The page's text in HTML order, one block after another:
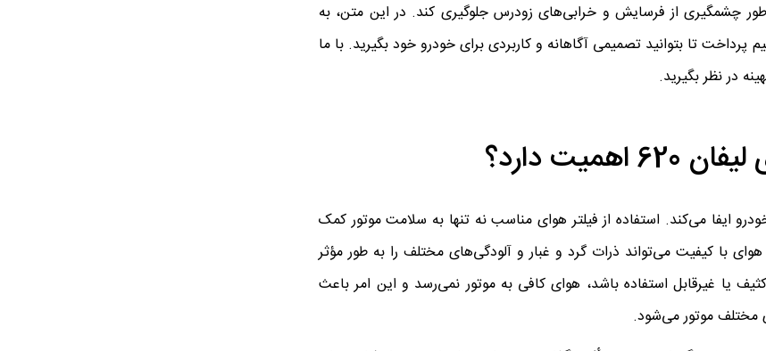
چشمگیری از فرسایش و خرابی‌های زودرس جلوگیری کند. در این متن، به
مؤثر در انتخاب بهترین فیلتر هوا برای لیفان 620 خواهیم پرداخت تا بتوانید تصمیمی آگاهانه و کاربردی برای خودرو خود بگیرید. با ما
در نظر بگیرید.
دارد؟
این خودرو ایفا می‌کند. استفاده از فیلتر هوای مناسب نه تنها به سلامت موتور کمک
با کیفیت می‌تواند ذرات گرد و غبار و آلودگی‌های مختلف را به طور مؤثر
یا غیرقابل استفاده باشد، هوای کافی به موتور نمی‌رسد و این امر باعث
موتور می‌شود.